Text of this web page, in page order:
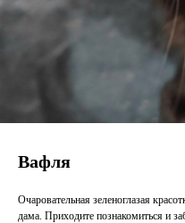
Вафля
Очаровательная зеленоглазая
дама. Приходите познакомиться и